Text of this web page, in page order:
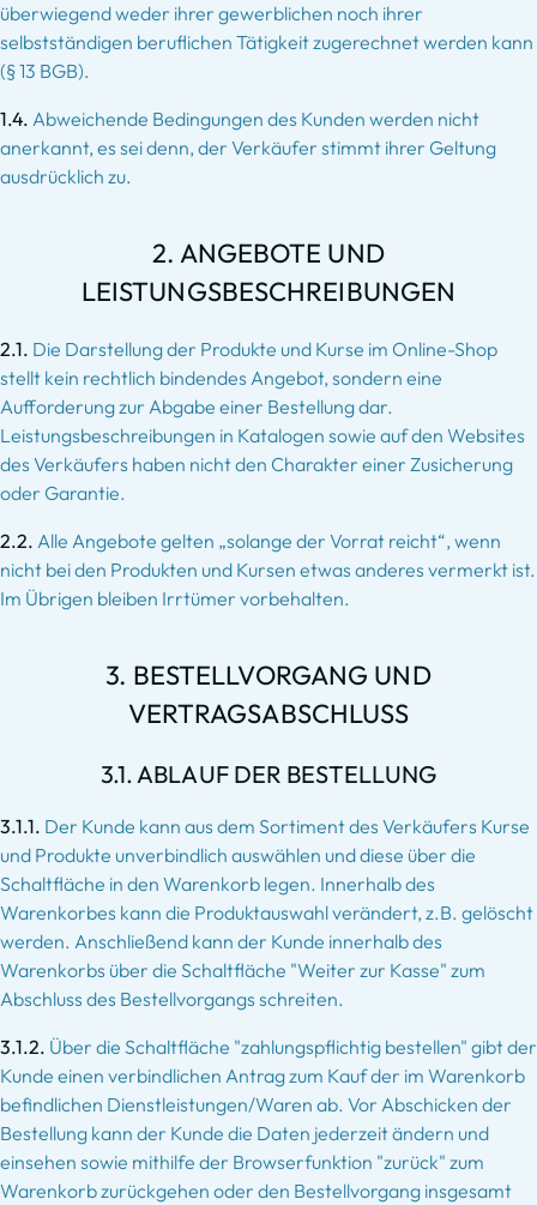
überwiegend weder ihrer gewerblichen noch ihrer
selbstständigen beruflichen Tätigkeit zugerechnet werden kann
(§ 13 BGB).
1.4. Abweichende Bedingungen des Kunden werden nicht
anerkannt, es sei denn, der Verkäufer stimmt ihrer Geltung
ausdrücklich zu.
2. ANGEBOTE UND
LEISTUNGSBESCHREIBUNGEN
2.1. Die Darstellung der Produkte und Kurse im Online-Shop
stellt kein rechtlich bindendes Angebot, sondern eine
Aufforderung zur Abgabe einer Bestellung dar.
Leistungsbeschreibungen in Katalogen sowie auf den Websites
des Verkäufers haben nicht den Charakter einer Zusicherung
oder Garantie.
2.2. Alle Angebote gelten „solange der Vorrat reicht“, wenn
nicht bei den Produkten und Kursen etwas anderes vermerkt ist.
Im Übrigen bleiben Irrtümer vorbehalten.
3. BESTELLVORGANG UND
VERTRAGSABSCHLUSS
3.1. ABLAUF DER BESTELLUNG
3.1.1. Der Kunde kann aus dem Sortiment des Verkäufers Kurse
und Produkte unverbindlich auswählen und diese über die
Schaltfläche in den Warenkorb legen. Innerhalb des
Warenkorbes kann die Produktauswahl verändert, z.B. gelöscht
werden. Anschließend kann der Kunde innerhalb des
Warenkorbs über die Schaltfläche "Weiter zur Kasse" zum
Abschluss des Bestellvorgangs schreiten.
3.1.2. Über die Schaltfläche "zahlungspflichtig bestellen" gibt der
Kunde einen verbindlichen Antrag zum Kauf der im Warenkorb
befindlichen Dienstleistungen/Waren ab. Vor Abschicken der
Bestellung kann der Kunde die Daten jederzeit ändern und
einsehen sowie mithilfe der Browserfunktion "zurück" zum
Warenkorb zurückgehen oder den Bestellvorgang insgesamt